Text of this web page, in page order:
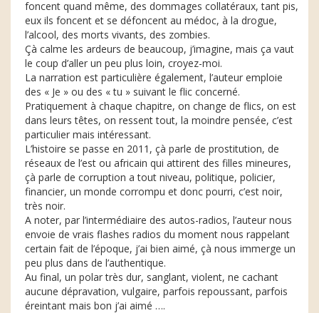
foncent quand même, des dommages collatéraux, tant pis,
eux ils foncent et se défoncent au médoc, à la drogue,
l’alcool, des morts vivants, des zombies.
Çà calme les ardeurs de beaucoup, j’imagine, mais ça vaut
le coup d’aller un peu plus loin, croyez-moi.
La narration est particulière également, l’auteur emploie
des « Je » ou des « tu » suivant le flic concerné.
Pratiquement à chaque chapitre, on change de flics, on est
dans leurs têtes, on ressent tout, la moindre pensée, c’est
particulier mais intéressant.
L’histoire se passe en 2011, çà parle de prostitution, de
réseaux de l’est ou africain qui attirent des filles mineures,
çà parle de corruption a tout niveau, politique, policier,
financier, un monde corrompu et donc pourri, c’est noir,
très noir.
A noter, par l’intermédiaire des autos-radios, l’auteur nous
envoie de vrais flashes radios du moment nous rappelant
certain fait de l’époque, j’ai bien aimé, çà nous immerge un
peu plus dans de l’authentique.
Au final, un polar très dur, sanglant, violent, ne cachant
aucune dépravation, vulgaire, parfois repoussant, parfois
éreintant mais bon j’ai aimé ….